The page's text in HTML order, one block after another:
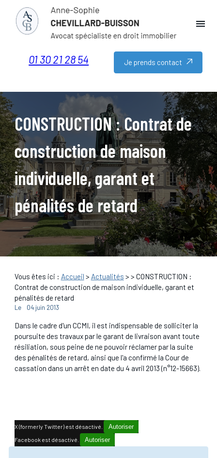
menu
01 30 21 28 54 Je prends contact
CONSTRUCTION : Contrat de
construction de maison
individuelle, garant et
pénalités de retard
Vous êtes ici : Accueil > Actualités > > CONSTRUCTION :
Contrat de construction de maison individuelle, garant et
pénalités de retard
Le 04 juin 2013
Dans le cadre d'un CCMI, il est indispensable de solliciter la
poursuite des travaux par le garant de livraison avant toute
résiliation, sous peine de ne pouvoir réclamer par la suite
des pénalités de retard, ainsi que l'a confirmé la Cour de
cassation dans un arrêt en date du 4 avril 2013 (n°12-15663).
X (formerly Twitter) est désactivé. Autoriser
Facebook est désactivé. Autoriser
Panneau de gestion des cookies